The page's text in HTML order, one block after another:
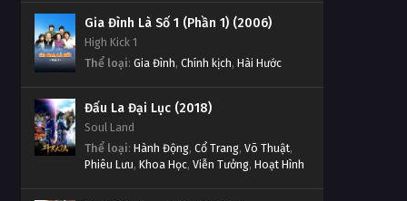
Tập Tập 710
Thử Thách Thần Tượng Tập
Tập Tập 709
Thử Thách Thần Tượng Tập
Tập 708
Tập 644
Thử Thách Thần Tượng Tập
Tập 643
Thử Thách Thần Tượng Tập
642
Gia Đình Là Số 1 (Phần 1) (2006)
High Kick 1
Thể loại: Gia Đình, Chính kịch, Hài Hước
Đấu La Đại Lục (2018)
Soul Land
Thể loại: Hành Động, Cổ Trang, Võ Thuật,
Phiêu Lưu, Khoa Học, Viễn Tưởng, Hoạt Hình